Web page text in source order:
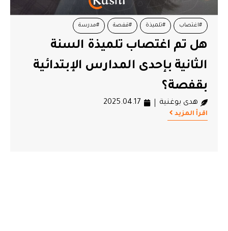
#اغتصاب #تلميذة #قفصة #مدرسة
هل تم اغتصاب تلميذة السنة
الثانية بإحدى المدارس الإبتدائية
بقفصة؟
هدى بوغنية 2025.04.17
اقرأ المزيد